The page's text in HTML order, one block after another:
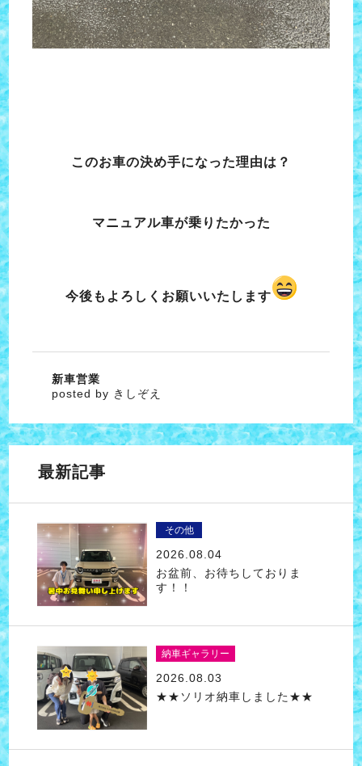
このお車の決め手になった理由は？
マニュアル車が乗りたかった
今後もよろしくお願いいたします
新車営業
posted by きしぞえ
最新記事
その他
2026.08.04
お盆前、お待ちしておりま
す！！
納車ギャラリー
2026.08.03
★★ソリオ納車しました★★